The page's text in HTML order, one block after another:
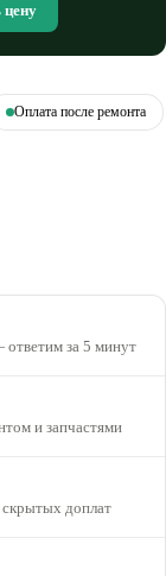
цену
Оплата после ремонта
за 5 минут
и запчастями
доплат